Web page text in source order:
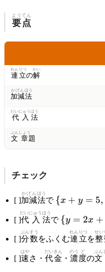
要点
ようてん
連立
れんりつ
の解
かい
加減
かげん
法
ほう
代入
だいにゅう
法
ほう
文
ぶん
章
しょう
題
チェック
[ ]加減
かげん
法
ほう
で \{x
+ y
=
\;
2x
- y
{x + y = 5,
[ ]代入
だいにゅう
法
ほう
で \{y
= 2x
+ 1,
\; 3x
+ y
{y = 2x +
[ ]分
ぶん
数
すう
をふくむ連立
れんりつ
を整
せい
[ ]速
はや
さ・ 代金
だいきん
・ 濃
のう
度
ど
の文
ぶん